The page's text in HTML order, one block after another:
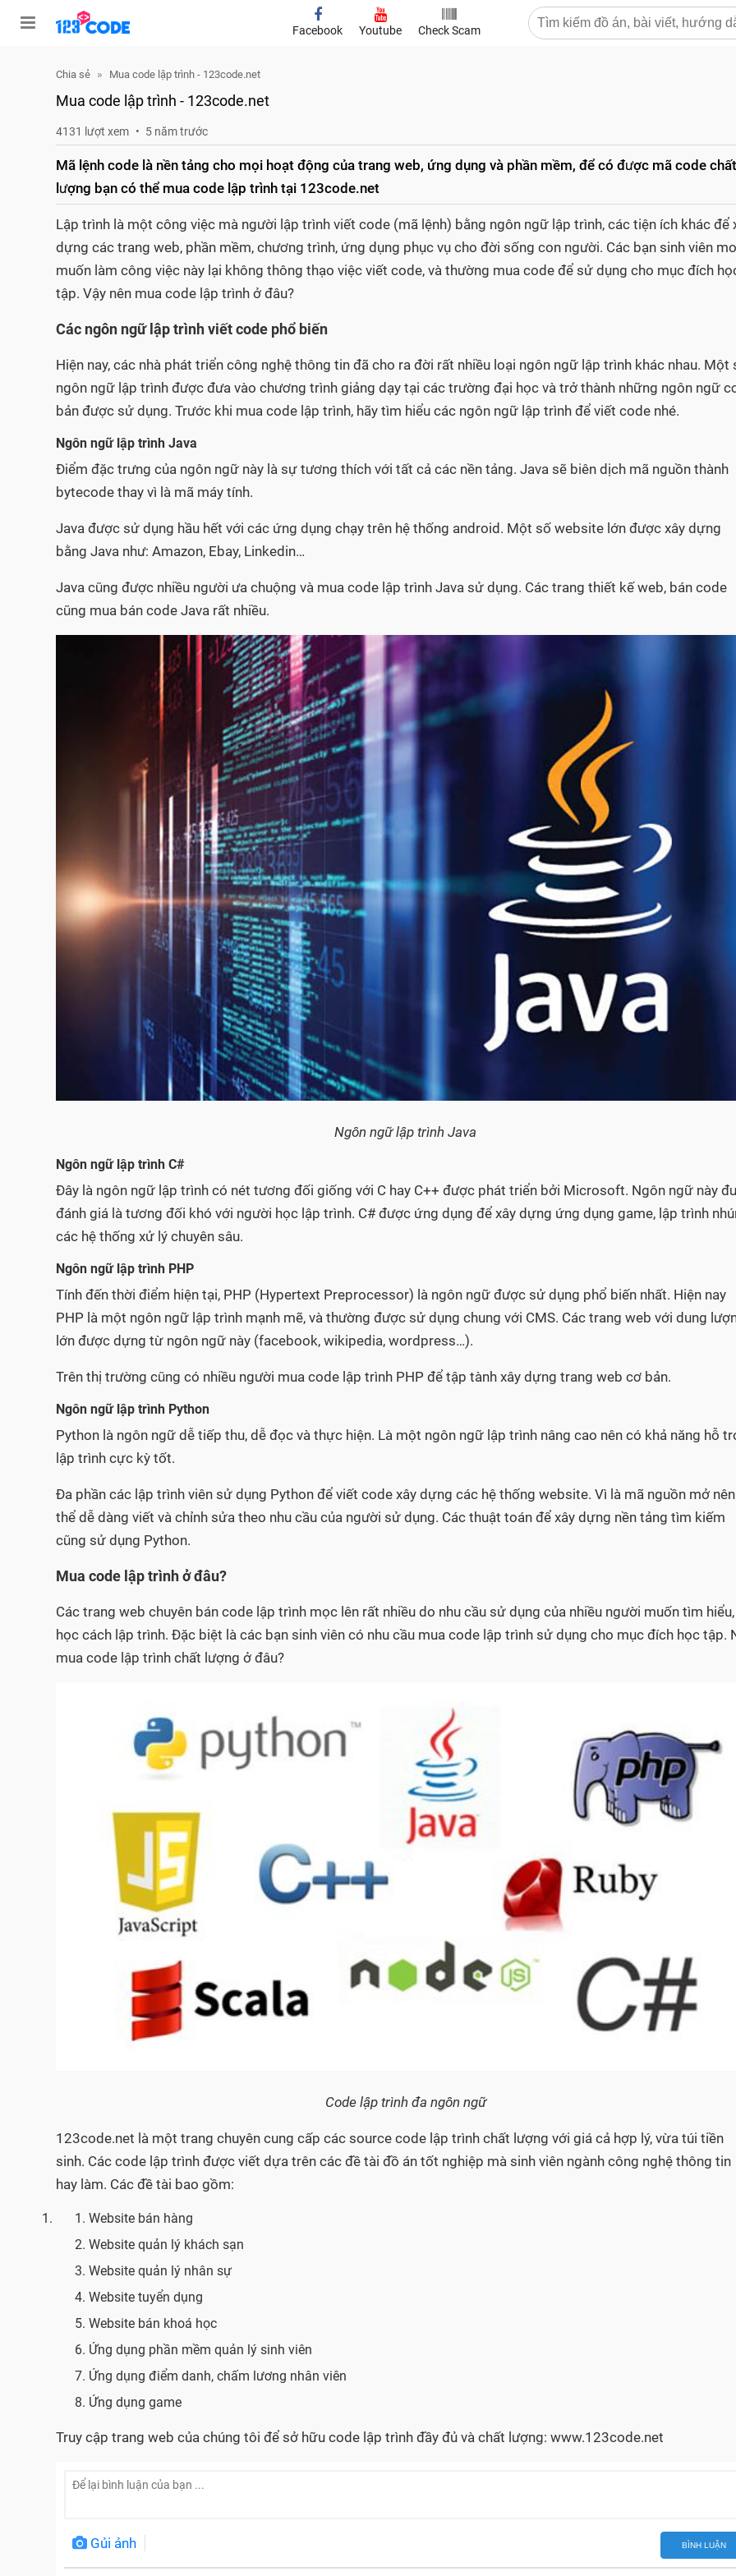
Facebook Youtube Check Scam
Chia sẻ Mua code lập trình - 123code.net
Mua code lập trình - 123code.net
4131 lượt xem 5 năm trước
Mã lệnh code là nền tảng cho mọi hoạt động của trang web, ứng dụng và phần mềm, để có được mã code chất
lượng bạn có thể mua code lập trình tại 123code.net
Lập trình là một công việc mà người lập trình viết code (mã lệnh) bằng ngôn ngữ lập trình, các tiện ích khác để
dựng các trang web, phần mềm, chương trình, ứng dụng phục vụ cho đời sống con người. Các bạn sinh viên
muốn làm công việc này lại không thông thạo việc viết code, và thường mua code để sử dụng cho mục đích
tập. Vậy nên mua code lập trình ở đâu?
Các ngôn ngữ lập trình viết code phổ biến
Hiện nay, các nhà phát triển công nghệ thông tin đã cho ra đời rất nhiều loại ngôn ngữ lập trình khác nhau. Một
ngôn ngữ lập trình được đưa vào chương trình giảng dạy tại các trường đại học và trở thành những ngôn ngữ
bản được sử dụng. Trước khi mua code lập trình, hãy tìm hiểu các ngôn ngữ lập trình để viết code nhé.
Ngôn ngữ lập trình Java
Điểm đặc trưng của ngôn ngữ này là sự tương thích với tất cả các nền tảng. Java sẽ biên dịch mã nguồn thành
bytecode thay vì là mã máy tính.
Java được sử dụng hầu hết với các ứng dụng chạy trên hệ thống android. Một số website lớn được xây dựng
bằng Java như: Amazon, Ebay, Linkedin…
Java cũng được nhiều người ưa chuộng và mua code lập trình Java sử dụng. Các trang thiết kế web, bán code
cũng mua bán code Java rất nhiều.
Ngôn ngữ lập trình Java
Ngôn ngữ lập trình C#
Đây là ngôn ngữ lập trình có nét tương đối giống với C hay C++ được phát triển bởi Microsoft. Ngôn ngữ này
đánh giá là tương đối khó với người học lập trình. C# được ứng dụng để xây dựng ứng dụng game, lập trình
các hệ thống xử lý chuyên sâu.
Ngôn ngữ lập trình PHP
Tính đến thời điểm hiện tại, PHP (Hypertext Preprocessor) là ngôn ngữ được sử dụng phổ biến nhất. Hiện nay
PHP là một ngôn ngữ lập trình mạnh mẽ, và thường được sử dụng chung với CMS. Các trang web với dung
lớn được dựng từ ngôn ngữ này (facebook, wikipedia, wordpress…).
Trên thị trường cũng có nhiều người mua code lập trình PHP để tập tành xây dựng trang web cơ bản.
Ngôn ngữ lập trình Python
Python là ngôn ngữ dễ tiếp thu, dễ đọc và thực hiện. Là một ngôn ngữ lập trình nâng cao nên có khả năng hỗ
lập trình cực kỳ tốt.
Đa phần các lập trình viên sử dụng Python để viết code xây dựng các hệ thống website. Vì là mã nguồn mở
thể dễ dàng viết và chỉnh sửa theo nhu cầu của người sử dụng. Các thuật toán để xây dựng nền tảng tìm kiếm
cũng sử dụng Python.
Mua code lập trình ở đâu?
Các trang web chuyên bán code lập trình mọc lên rất nhiều do nhu cầu sử dụng của nhiều người muốn tìm hiểu,
học cách lập trình. Đặc biệt là các bạn sinh viên có nhu cầu mua code lập trình sử dụng cho mục đích học tập.
mua code lập trình chất lượng ở đâu?
Code lập trình đa ngôn ngữ
123code.net là một trang chuyên cung cấp các source code lập trình chất lượng với giá cả hợp lý, vừa túi tiền
sinh. Các code lập trình được viết dựa trên các đề tài đồ án tốt nghiệp mà sinh viên ngành công nghệ thông tin
hay làm. Các đề tài bao gồm:
Website bán hàng
Website quản lý khách sạn
Website quản lý nhân sự
Website tuyển dụng
Website bán khoá học
Ứng dụng phần mềm quản lý sinh viên
Ứng dụng điểm danh, chấm lương nhân viên
Ứng dụng game
Truy cập trang web của chúng tôi để sở hữu code lập trình đầy đủ và chất lượng: www.123code.net
Gủi ảnh BÌNH LUẬN